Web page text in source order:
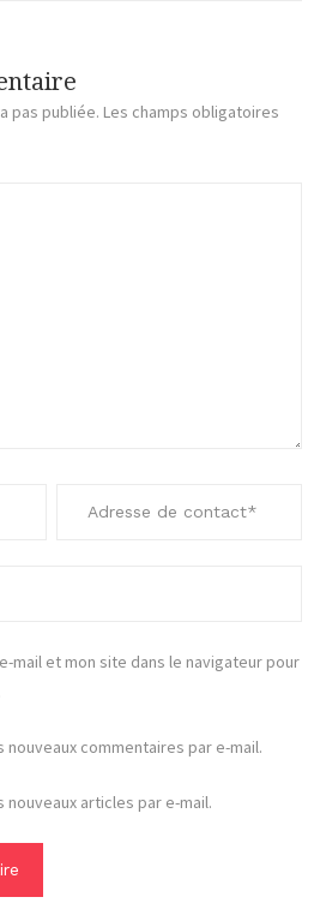
pas publiée. Les champs obligatoires
mail et mon site dans le navigateur pour
commentaires par e-mail.
articles par e-mail.